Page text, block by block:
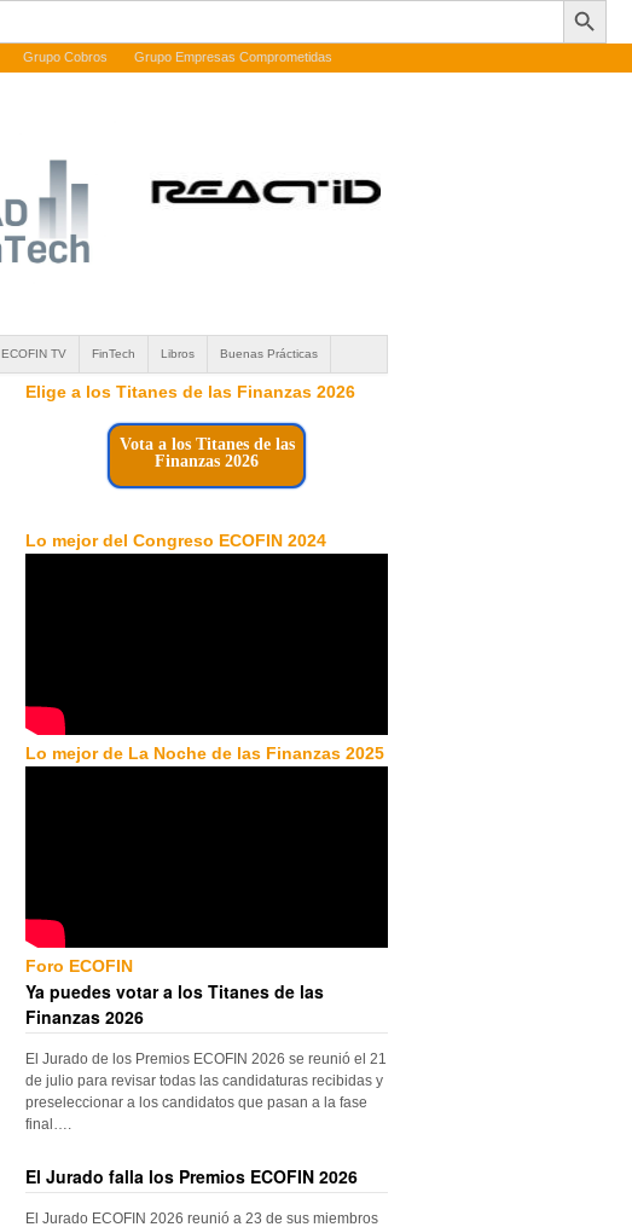
Grupo Cobros Grupo Empresas Comprometidas
ECOFIN TV FinTech Libros Buenas Prácticas
Elige a los Titanes de las Finanzas 2026
Vota a los Titanes de las
Finanzas 2026
Lo mejor del Congreso ECOFIN 2024
Lo mejor de La Noche de las Finanzas 2025
Foro ECOFIN
Ya puedes votar a los Titanes de las
Finanzas 2026
El Jurado de los Premios ECOFIN 2026 se reunió el 21
de julio para revisar todas las candidaturas recibidas y
preseleccionar a los candidatos que pasan a la fase
final….
El Jurado falla los Premios ECOFIN 2026
El Jurado ECOFIN 2026 reunió a 23 de sus miembros